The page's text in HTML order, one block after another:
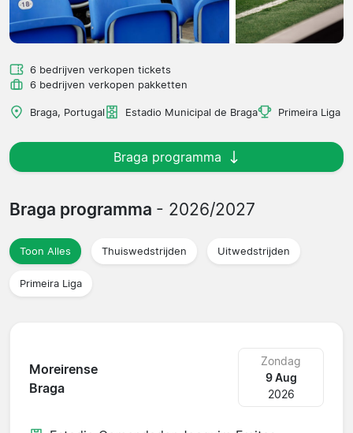
6 bedrijven verkopen tickets
6 bedrijven verkopen pakketten
Braga, Portugal Estadio Municipal de Braga Primeira Liga
Braga programma
Braga programma - 2026/2027
Toon Alles Thuiswedstrijden Uitwedstrijden
Primeira Liga
Moreirense
Braga
Zondag
9 Aug
2026